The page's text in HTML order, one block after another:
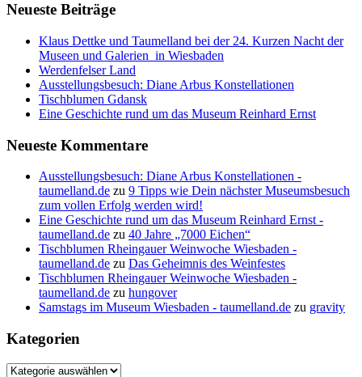
Neueste Beiträge
Klaus Dettke und Taumelland bei der 24. Kurzen Nacht der
Museen und Galerien in Wiesbaden
Werdenfelser Land
Ausstellungsbesuch: Diane Arbus Konstellationen
Tischblumen Gdansk
Eine Geschichte rund um das Museum Reinhard Ernst
Neueste Kommentare
Ausstellungsbesuch: Diane Arbus Konstellationen -
taumelland.de zu 9 Tipps wie Dein nächster Museumsbesuch
zum vollen Erfolg werden wird!
Eine Geschichte rund um das Museum Reinhard Ernst -
taumelland.de zu 40 Jahre „7000 Eichen“
Tischblumen Rheingauer Weinwoche Wiesbaden -
taumelland.de zu Das Geheimnis des Weinfestes
Tischblumen Rheingauer Weinwoche Wiesbaden -
taumelland.de zu hungover
Samstags im Museum Wiesbaden - taumelland.de zu gravity
Kategorien
Kategorien